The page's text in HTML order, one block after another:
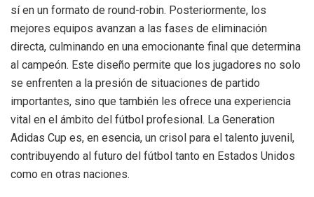
sí en un formato de round-robin. Posteriormente, los
mejores equipos avanzan a las fases de eliminación
directa, culminando en una emocionante final que determina
al campeón. Este diseño permite que los jugadores no solo
se enfrenten a la presión de situaciones de partido
importantes, sino que también les ofrece una experiencia
vital en el ámbito del fútbol profesional. La Generation
Adidas Cup es, en esencia, un crisol para el talento juvenil,
contribuyendo al futuro del fútbol tanto en Estados Unidos
como en otras naciones.